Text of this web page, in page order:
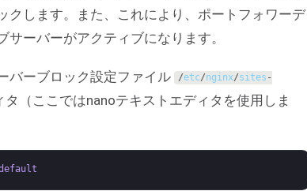
クします。また、これにより、ポートフォワーデ
ーバーがアクティブになります。
バーブロック設定ファイル /etc/nginx/sites -
（ここではnanoテキストエディタを使用しま